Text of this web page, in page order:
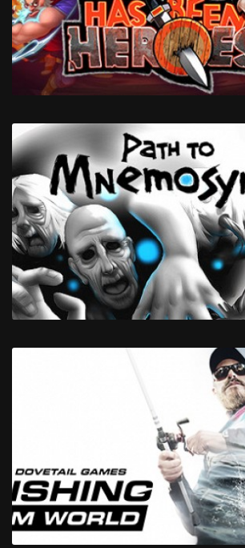
Forebearers
Has-Been Heroes
Path to Mnemosyne